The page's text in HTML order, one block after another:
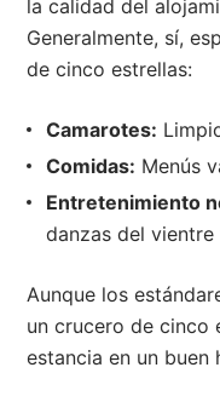
la calidad del
Generalmente, sí,
de cinco estrellas:
Camarotes:
Comidas: Menús
Entretenimiento
danzas del
Aunque los
un crucero de cinco
estancia en un buen